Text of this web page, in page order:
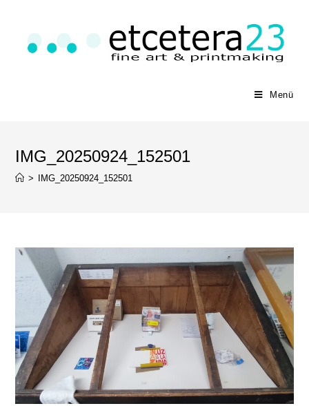
Menü
IMG_20250924_152501
> IMG_20250924_152501